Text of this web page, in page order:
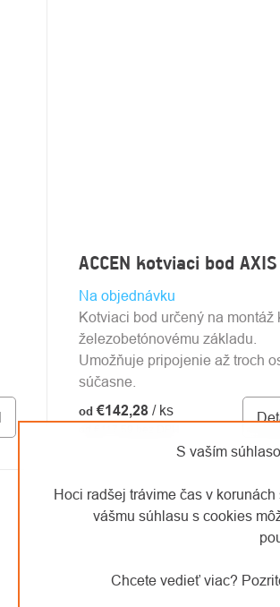
S vaším
Hoci radšej trávime čas v
vášmu súhlasu s cookies
Chcete vedieť viac?
ACCEN kotviaci bod
Na objednávku
od €142,28 / ks
Kotviaci bod určený na montáž
železobetónovému základu.
Umožňuje pripojenie až troch
súčasne.